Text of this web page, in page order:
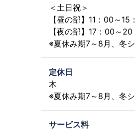
＜土日祝＞
【昼の部】11：00～15
【夜の部】17：00～
※夏休み期7～8月、冬
定休日
木
※夏休み期7～8月、冬
サービス料